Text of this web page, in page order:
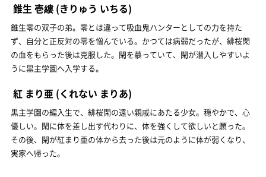
錐生 壱縷(きりゅう いちる)
錐生零の双子の弟。零とは違って吸血鬼ハンターとしての力を持た
ず、自分と正反対の零を憎んでいる。かつては病弱だったが、緋桜閑
の血をもらった後は克服した。閑を慕っていて、閑が潜入しやすいよ
うに黒主学園へ入学する。
紅 まり亜 (くれない まりあ)
黒主学園の編入生で、緋桜閑の遠い親戚にあたる少女。穏やかで、心
優しい。閑に体を差し出す代わりに、体を強くして欲しいと願った。
その後、閑が紅まり亜の体から去った後は元のように体が弱くなり、
実家へ帰った。